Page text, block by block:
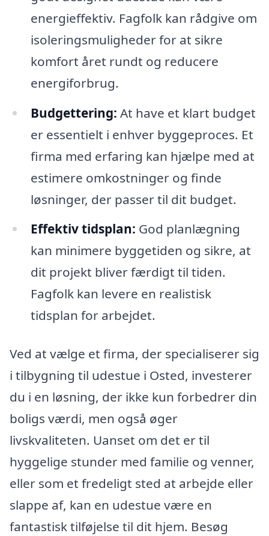
energieffektiv. Fagfolk kan rådgive om
isoleringsmuligheder for at sikre
komfort året rundt og reducere
energiforbrug.
Budgettering: At have et klart budget
er essentielt i enhver byggeproces. Et
firma med erfaring kan hjælpe med at
estimere omkostninger og finde
løsninger, der passer til dit budget.
Effektiv tidsplan: God planlægning
kan minimere byggetiden og sikre, at
dit projekt bliver færdigt til tiden.
Fagfolk kan levere en realistisk
tidsplan for arbejdet.
Ved at vælge et firma, der specialiserer sig
i tilbygning til udestue i Osted, investerer
du i en løsning, der ikke kun forbedrer din
boligs værdi, men også øger
livskvaliteten. Uanset om det er til
hyggelige stunder med familie og venner,
eller som et fredeligt sted at arbejde eller
slappe af, kan en udestue være en
fantastisk tilføjelse til dit hjem. Besøg